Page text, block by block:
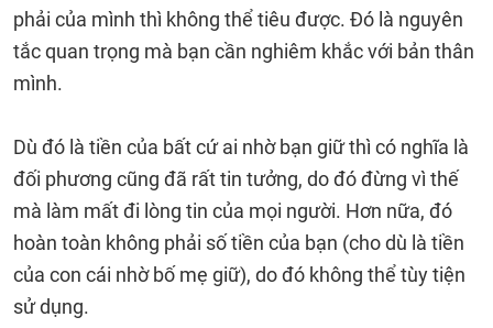
phải của mình thì không thể tiêu được. Đó là nguyên
tắc quan trọng mà bạn cần nghiêm khắc với bản thân
mình.
Dù đó là tiền của bất cứ ai nhờ bạn giữ thì có nghĩa là
đối phương cũng đã rất tin tưởng, do đó đừng vì thế
mà làm mất đi lòng tin của mọi người. Hơn nữa, đó
hoàn toàn không phải số tiền của bạn (cho dù là tiền
của con cái nhờ bố mẹ giữ), do đó không thể tùy tiện
sử dụng.